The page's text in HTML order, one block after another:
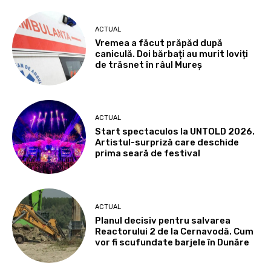
ACTUAL
Vremea a făcut prăpăd după
caniculă. Doi bărbați au murit loviți
de trăsnet în râul Mureș
ACTUAL
Start spectaculos la UNTOLD 2026.
Artistul-surpriză care deschide
prima seară de festival
ACTUAL
Planul decisiv pentru salvarea
Reactorului 2 de la Cernavodă. Cum
vor fi scufundate barjele în Dunăre